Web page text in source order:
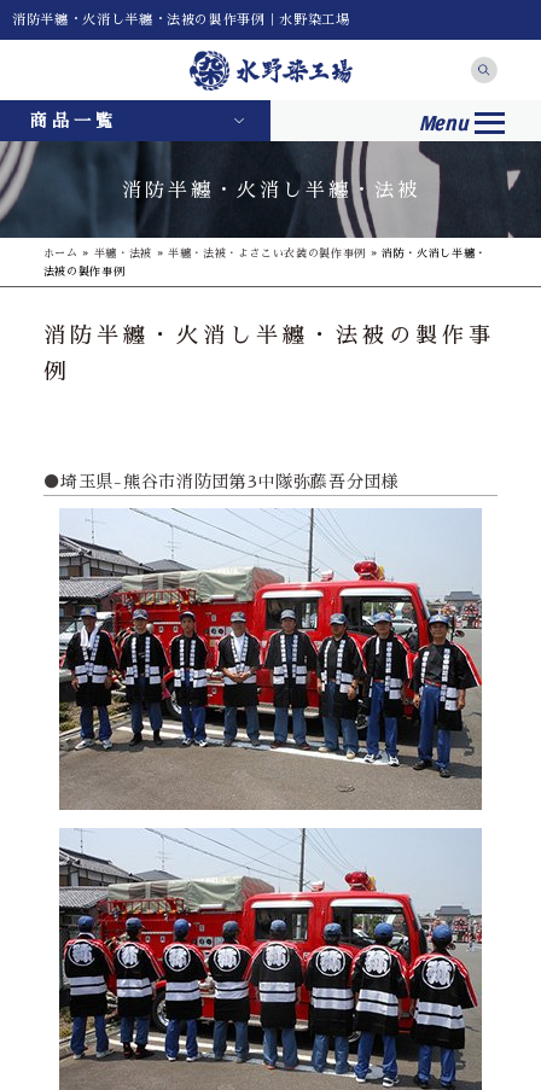
消防半纏・火消し半纏・法被の製作事例｜水野染工場
商品一覧 Menu
消防半纏・火消し半纏・法被
ホーム » 半纏・法被 » 半纏・法被・よさこい衣装の製作事例 » 消防・火消し半纏・
法被の製作事例
消防半纏・火消し半纏・法被の製作事
例
●埼玉県-熊谷市消防団第3中隊弥藤吾分団様